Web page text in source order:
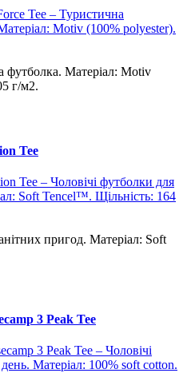
Матеріал: Motiv
г/м2.
Tee
пригод. Матеріал: Soft
3 Peak Tee